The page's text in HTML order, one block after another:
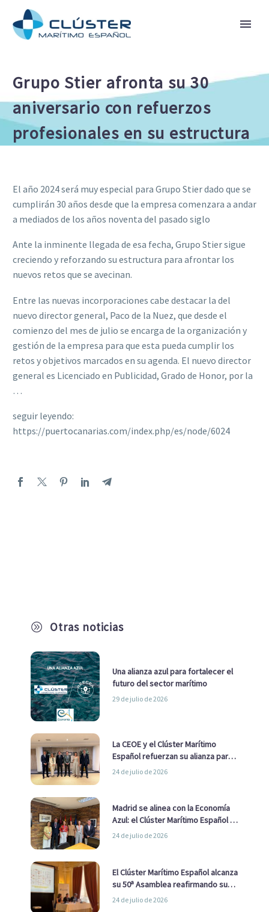
Grupo Stier afronta su 30
aniversario con refuerzos
profesionales en su estructura
A Otras noticias
Una alianza azul para fortalecer el
futuro del sector marítimo
29 de julio de 2026
La CEOE y el Clúster Marítimo
Español refuerzan su alianza para
impulsar una estrategia Nacional
24 de julio de 2026
Madrid se alinea con la Economía
Azul: el Clúster Marítimo Español y
la Real Liga Naval avanzan alianzas
24 de julio de 2026
El Clúster Marítimo Español alcanza
su 50ª Asamblea reafirmando su
liderazgo en la Economía Azul
24 de julio de 2026
El año 2024 será muy especial para Grupo Stier dado que se
cumplirán 30 años desde que la empresa comenzara a andar
a mediados de los años noventa del pasado siglo
Ante la inminente llegada de esa fecha, Grupo Stier sigue
creciendo y reforzando su estructura para afrontar los
nuevos retos que se avecinan.
Entre las nuevas incorporaciones cabe destacar la del
nuevo director general, Paco de la Nuez, que desde el
comienzo del mes de julio se encarga de la organización y
gestión de la empresa para que esta pueda cumplir los
retos y objetivos marcados en su agenda. El nuevo director
general es Licenciado en Publicidad, Grado de Honor, por la
…
seguir leyendo:
https://puertocanarias.com/index.php/es/node/6024